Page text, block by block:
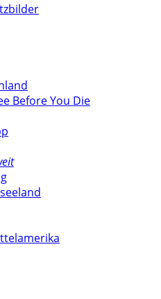
Before You Die